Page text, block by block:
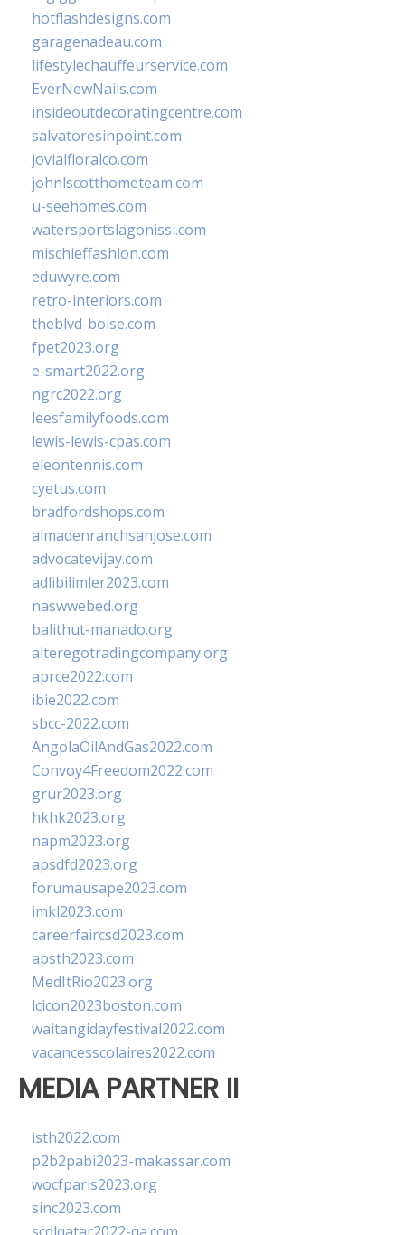
hotflashdesigns.com
garagenadeau.com
lifestylechauffeurservice.com
EverNewNails.com
insideoutdecoratingcentre.com
salvatoresinpoint.com
jovialfloralco.com
johnlscotthometeam.com
u-seehomes.com
watersportslagonissi.com
mischieffashion.com
eduwyre.com
retro-interiors.com
theblvd-boise.com
fpet2023.org
e-smart2022.org
ngrc2022.org
leesfamilyfoods.com
lewis-lewis-cpas.com
eleontennis.com
cyetus.com
bradfordshops.com
almadenranchsanjose.com
advocatevijay.com
adlibilimler2023.com
naswwebed.org
balithut-manado.org
alteregotradingcompany.org
aprce2022.com
ibie2022.com
sbcc-2022.com
AngolaOilAndGas2022.com
Convoy4Freedom2022.com
grur2023.org
hkhk2023.org
napm2023.org
apsdfd2023.org
forumausape2023.com
imkl2023.com
careerfaircsd2023.com
apsth2023.com
MedItRio2023.org
lcicon2023boston.com
waitangidayfestival2022.com
vacancesscolaires2022.com
MEDIA PARTNER II
isth2022.com
p2b2pabi2023-makassar.com
wocfparis2023.org
sinc2023.com